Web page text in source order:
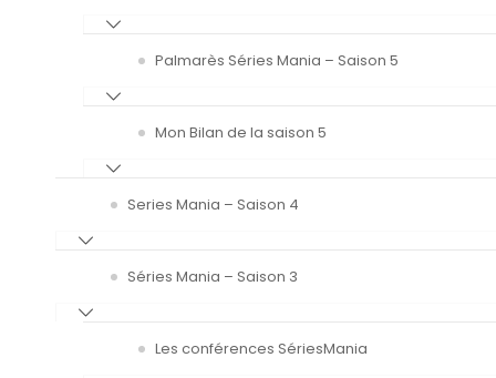
Palmarès Séries Mania – Saison 5
Mon Bilan de la saison 5
Series Mania – Saison 4
Séries Mania – Saison 3
Les conférences SériesMania